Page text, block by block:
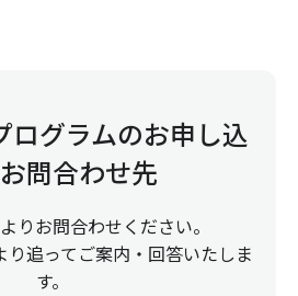
ログラムのお申し込
問合わせ先
りお問合わせください。
り追ってご案内・回答いたしま
す。